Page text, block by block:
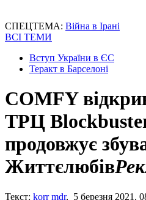
СПЕЦТЕМА: Війна в Ірані
ВСІ ТЕМИ
Вступ України в ЄС
Теракт в Барселоні
COMFY
ТРЦ
продовжує
Життєлюбів
Текст: korr mdr, 5 березня 2021,